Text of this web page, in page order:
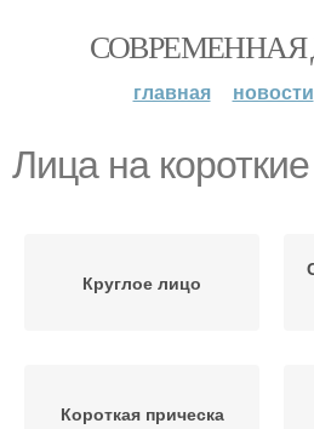
главная новости
Лица на
Круглое лицо
Короткая прическа